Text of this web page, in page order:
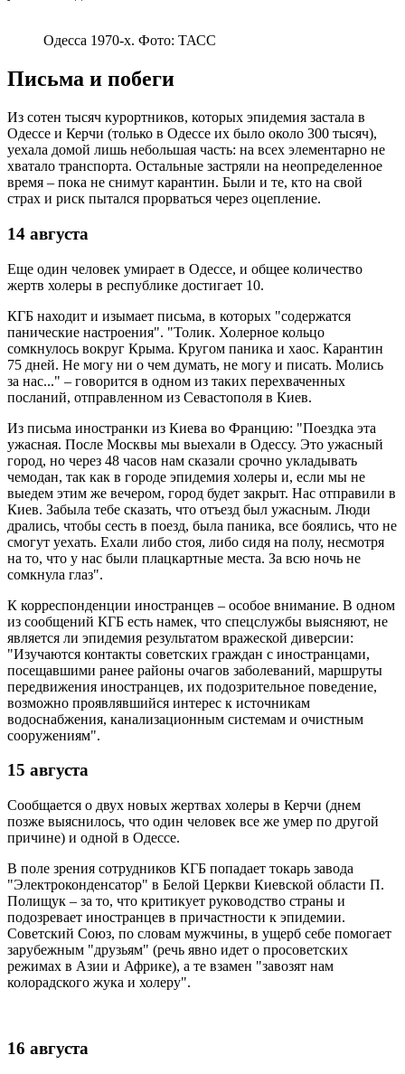
Одесса 1970-х. Фото: ТАСС
Письма и побеги
Из сотен тысяч курортников, которых эпидемия застала в
Одессе и Керчи (только в Одессе их было около 300 тысяч),
уехала домой лишь небольшая часть: на всех элементарно не
хватало транспорта. Остальные застряли на неопределенное
время – пока не снимут карантин. Были и те, кто на свой
страх и риск пытался прорваться через оцепление.
14 августа
Еще один человек умирает в Одессе, и общее количество
жертв холеры в республике достигает 10.
КГБ находит и изымает письма, в которых "содержатся
панические настроения". "Толик. Холерное кольцо
сомкнулось вокруг Крыма. Кругом паника и хаос. Карантин
75 дней. Не могу ни о чем думать, не могу и писать. Молись
за нас..." – говорится в одном из таких перехваченных
посланий, отправленном из Севастополя в Киев.
Из письма иностранки из Киева во Францию: "Поездка эта
ужасная. После Москвы мы выехали в Одессу. Это ужасный
город, но через 48 часов нам сказали срочно укладывать
чемодан, так как в городе эпидемия холеры и, если мы не
выедем этим же вечером, город будет закрыт. Нас отправили в
Киев. Забыла тебе сказать, что отъезд был ужасным. Люди
дрались, чтобы сесть в поезд, была паника, все боялись, что не
смогут уехать. Ехали либо стоя, либо сидя на полу, несмотря
на то, что у нас были плацкартные места. За всю ночь не
сомкнула глаз".
К корреспонденции иностранцев – особое внимание. В одном
из сообщений КГБ есть намек, что спецслужбы выясняют, не
является ли эпидемия результатом вражеской диверсии:
"Изучаются контакты советских граждан с иностранцами,
посещавшими ранее районы очагов заболеваний, маршруты
передвижения иностранцев, их подозрительное поведение,
возможно проявлявшийся интерес к источникам
водоснабжения, канализационным системам и очистным
сооружениям".
15 августа
Сообщается о двух новых жертвах холеры в Керчи (днем
позже выяснилось, что один человек все же умер по другой
причине) и одной в Одессе.
В поле зрения сотрудников КГБ попадает токарь завода
"Электроконденсатор" в Белой Церкви Киевской области П.
Полищук – за то, что критикует руководство страны и
подозревает иностранцев в причастности к эпидемии.
Советский Союз, по словам мужчины, в ущерб себе помогает
зарубежным "друзьям" (речь явно идет о просоветских
режимах в Азии и Африке), а те взамен "завозят нам
колорадского жука и холеру".
16 августа